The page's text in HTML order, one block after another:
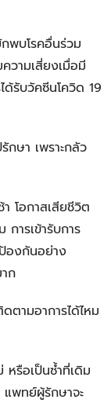
พบโรคอื่นร่วม
วามเสี่ยงเมื่อมี
ด้รับวัคซีนโควิด 19
กษา เพราะกลัว
โอกาสเสียชีวิต
การเข้ารับการ
องกันอย่าง
ก
ตามอาการได้ไหม
หรือเป็นซ้ำที่เดิม
พทย์ผู้รักษาจะ